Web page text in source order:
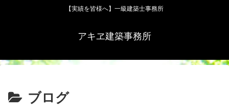
【実績を皆様へ】一級建築士事務所
アキヱ建築事務所
ブログ